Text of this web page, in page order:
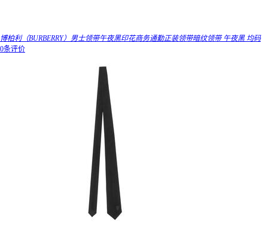
博柏利（BURBERRY）男士领带午夜黑印花商务通勤正装领带暗纹领带 午夜黑 均码
0条评价